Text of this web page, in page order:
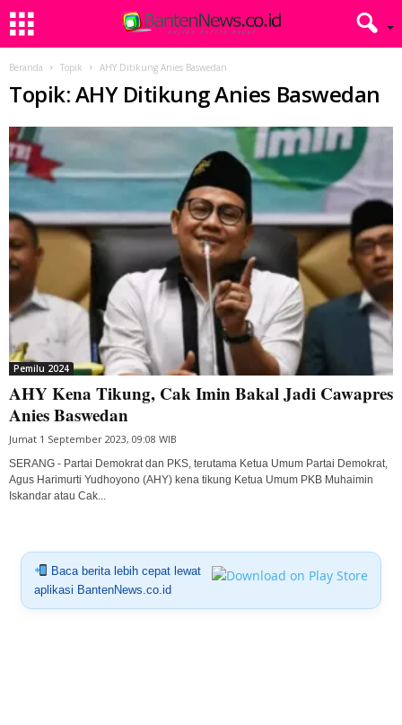
Beranda Topik AHY Ditikung Anies Baswedan
Topik: AHY Ditikung Anies Baswedan
Pemilu 2024
AHY Kena Tikung, Cak Imin Bakal Jadi Cawapres
Anies Baswedan
Jumat 1 September 2023, 09:08 WIB
SERANG - Partai Demokrat dan PKS, terutama Ketua Umum Partai Demokrat,
Agus Harimurti Yudhoyono (AHY) kena tikung Ketua Umum PKB Muhaimin
Iskandar atau Cak...
Baca berita lebih cepat lewat
aplikasi BantenNews.co.id